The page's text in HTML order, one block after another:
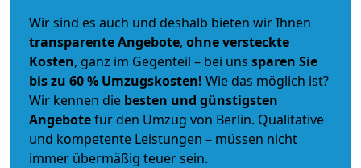
Wir sind es auch und deshalb bieten wir Ihnen
transparente Angebote, ohne versteckte
Kosten, ganz im Gegenteil – bei uns sparen Sie
bis zu 60 % Umzugskosten! Wie das möglich ist?
Wir kennen die besten und günstigsten
Angebotefür den Umzug von Berlin. Qualitative
und kompetente Leistungen – müssen nicht
immer übermäßig teuer sein.